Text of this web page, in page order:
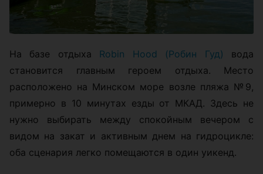
На базе отдыха Robin Hood (Робин Гуд) вода
становится главным героем отдыха. Место
расположено на Минском море возле пляжа №9,
примерно в 10 минутах езды от МКАД. Здесь не
нужно выбирать между спокойным вечером с
видом на закат и активным днем на гидроцикле:
оба сценария легко помещаются в один уикенд.